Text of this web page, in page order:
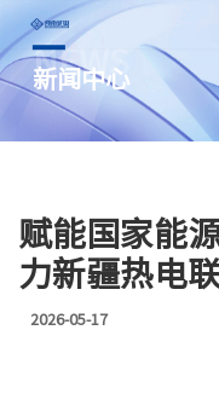
跳
至
NEWS
新闻中心
赋能国家能
力新疆热电
2026-05-17